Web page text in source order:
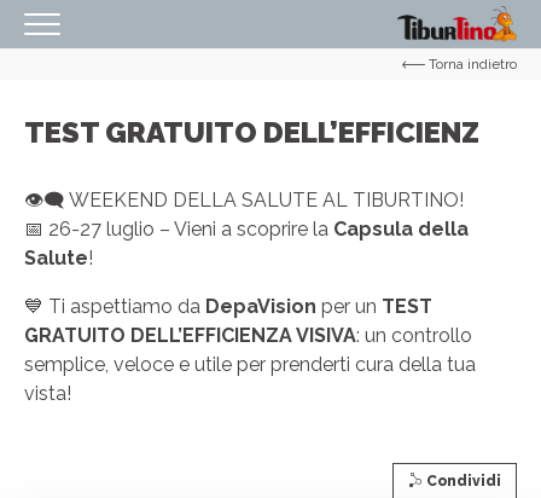
IL CENTRO
PROMOZIONI
NEGOZI
EVENTI
SERVIZI
Torna indietro
TEST GRATUITO DELL’EFFICIENZ
👁️‍🗨️ WEEKEND DELLA SALUTE AL TIBURTINO!
📅 26-27 luglio – Vieni a scoprire la Capsula della
Salute!
💙 Ti aspettiamo da DepaVision per un TEST
GRATUITO DELL’EFFICIENZA VISIVA: un controllo
semplice, veloce e utile per prenderti cura della tua
vista!
Condividi